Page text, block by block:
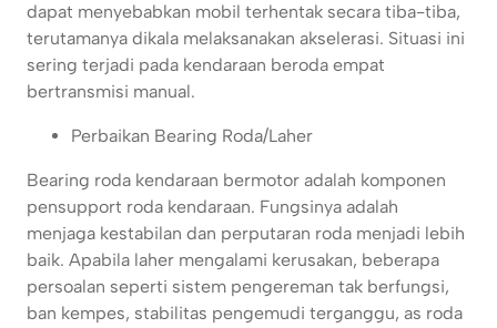
dapat menyebabkan mobil terhentak secara tiba-tiba,
terutamanya dikala melaksanakan akselerasi. Situasi ini
sering terjadi pada kendaraan beroda empat
bertransmisi manual.
Perbaikan Bearing Roda/Laher
Bearing roda kendaraan bermotor adalah komponen
pensupport roda kendaraan. Fungsinya adalah
menjaga kestabilan dan perputaran roda menjadi lebih
baik. Apabila laher mengalami kerusakan, beberapa
persoalan seperti sistem pengereman tak berfungsi,
ban kempes, stabilitas pengemudi terganggu, as roda